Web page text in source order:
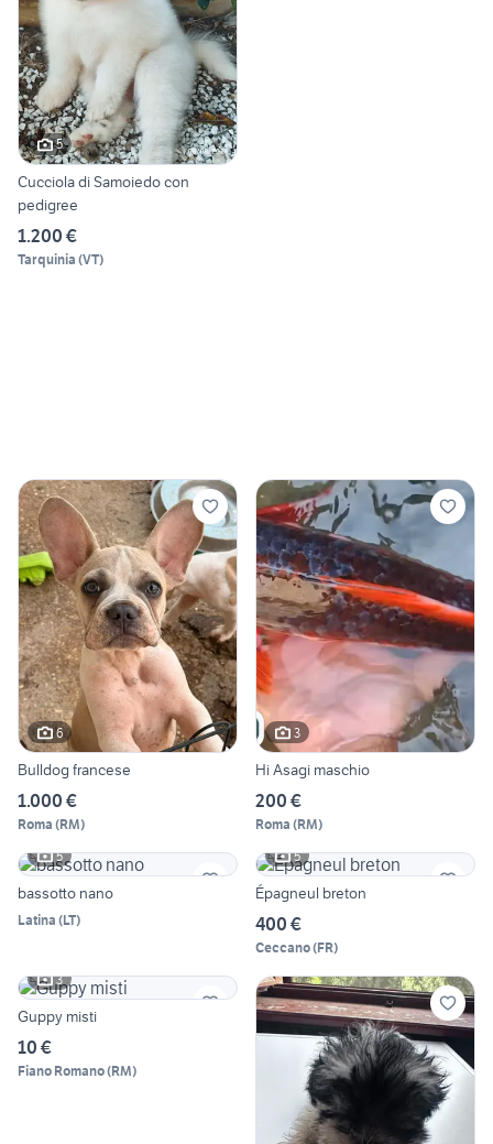
5
Cucciola di Samoiedo con
pedigree
1.200 €
Tarquinia (VT)
6
Bulldog francese
1.000 €
Roma (RM)
3
Hi Asagi maschio
200 €
Roma (RM)
5
bassotto nano
Latina (LT)
5
Épagneul breton
400 €
Ceccano(FR)
3
Guppy misti
10 €
Fiano Romano(RM)